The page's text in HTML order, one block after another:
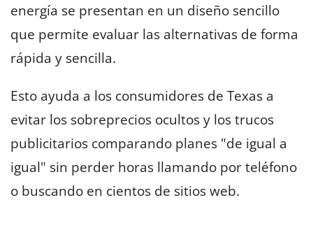
energía se presentan en un diseño sencillo
que permite evaluar las alternativas de forma
rápida y sencilla.
Esto ayuda a los consumidores de Texas a
evitar los sobreprecios ocultos y los trucos
publicitarios comparando planes "de igual a
igual" sin perder horas llamando por teléfono
o buscando en cientos de sitios web.